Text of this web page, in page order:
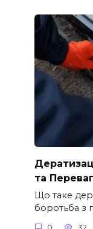
та
Що таке
боротьба з